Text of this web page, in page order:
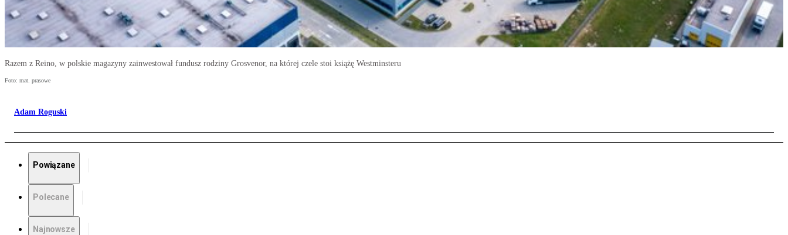
Razem z Reino, w polskie magazyny zainwestował fundusz rodziny Grosvenor, na której czele stoi książę Westminsteru
Foto: mat. prasowe
Adam Roguski
Powiązane
Polecane
Najnowsze